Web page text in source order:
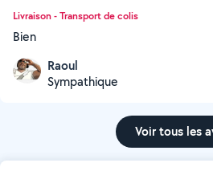
Livraison - Transport de colis
Bien
Raoul
Sympathique
Voir tous les